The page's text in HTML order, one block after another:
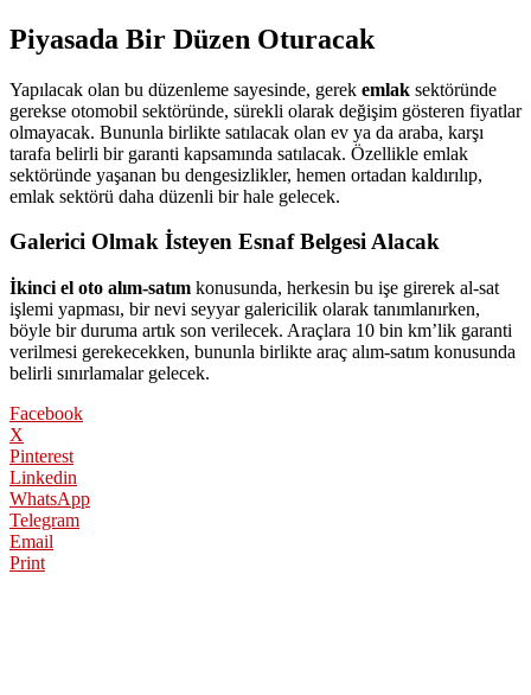
Piyasada Bir Düzen Oturacak
Yapılacak olan bu düzenleme sayesinde, gerek emlak sektöründe
gerekse otomobil sektöründe, sürekli olarak değişim gösteren fiyatlar
olmayacak. Bununla birlikte satılacak olan ev ya da araba, karşı
tarafa belirli bir garanti kapsamında satılacak. Özellikle emlak
sektöründe yaşanan bu dengesizlikler, hemen ortadan kaldırılıp,
emlak sektörü daha düzenli bir hale gelecek.
Galerici Olmak İsteyen Esnaf Belgesi Alacak
İkinci el oto alım-satım konusunda, herkesin bu işe girerek al-sat
işlemi yapması, bir nevi seyyar galericilik olarak tanımlanırken,
böyle bir duruma artık son verilecek. Araçlara 10 bin km’lik garanti
verilmesi gerekecekken, bununla birlikte araç alım-satım konusunda
belirli sınırlamalar gelecek.
Facebook
X
Pinterest
Linkedin
WhatsApp
Telegram
Email
Print